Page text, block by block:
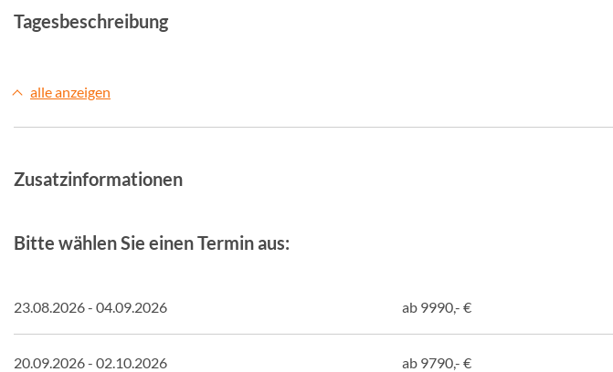
Tagesbeschreibung
alle anzeigen
Zusatzinformationen
Bitte wählen Sie einen Termin aus:
23.08.2026 - 04.09.2026 ab 9990,- €
20.09.2026 - 02.10.2026 ab 9790,- €